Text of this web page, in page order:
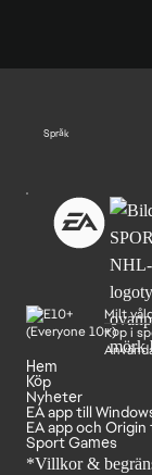
Språk
Milt
Köp i
Hem
Köp
Nyheter
EA app till
EA app och Origin
Sport Games
*Villkor &